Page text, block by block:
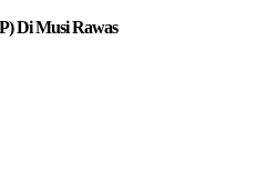
Di Musi Rawas